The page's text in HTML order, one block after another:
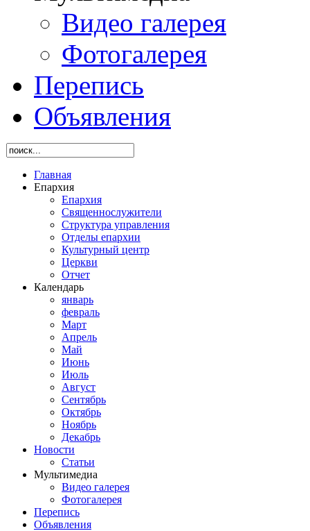
Видео галерея
Фотогалерея
Перепись
Объявления
Главная
Епархия
Епархия
Священнослужители
Структура управления
Отделы епархии
Культурный центр
Церкви
Отчет
Календарь
январь
февраль
Март
Апрель
Май
Июнь
Июль
Август
Сентябрь
Октябрь
Ноябрь
Декабрь
Новости
Статьи
Мультимедиа
Видео галерея
Фотогалерея
Перепись
Объявления